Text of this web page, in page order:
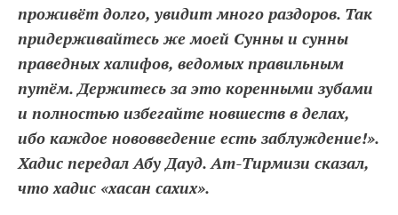
проживёт долго, увидит много раздоров. Так
придерживайтесь же моей Сунны и сунны
праведных халифов, ведомых правильным
путём. Держитесь за это коренными зубами
и полностью избегайте новшеств в делах,
ибо каждое нововведение есть заблуждение!».
Хадис передал Абу Дауд. Ат-Тирмизи сказал,
что хадис «хасан сахих».